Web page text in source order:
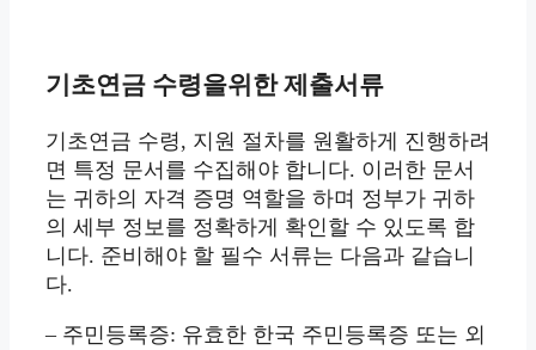
기초연금 수령을위한 제출서류
기초연금 수령, 지원 절차를 원활하게 진행하려
면 특정 문서를 수집해야 합니다. 이러한 문서
는 귀하의 자격 증명 역할을 하며 정부가 귀하
의 세부 정보를 정확하게 확인할 수 있도록 합
니다. 준비해야 할 필수 서류는 다음과 같습니
다.
– 주민등록증: 유효한 한국 주민등록증 또는 외